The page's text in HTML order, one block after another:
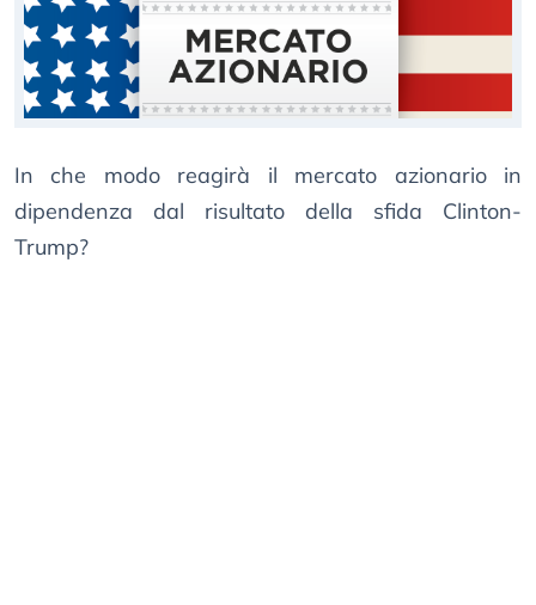
In che modo reagirà il mercato azionario in
dipendenza dal risultato della sfida Clinton-
Trump?